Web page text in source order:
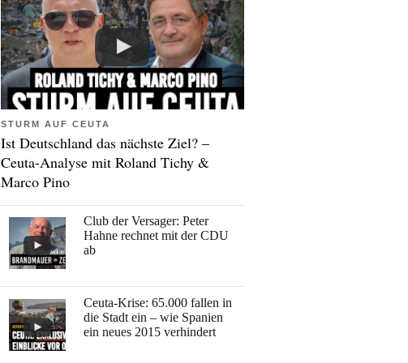
STURM AUF CEUTA
Ist Deutschland das nächste Ziel? –
Ceuta-Analyse mit Roland Tichy &
Marco Pino
Club der Versager: Peter
Hahne rechnet mit der CDU
ab
Ceuta-Krise: 65.000 fallen in
die Stadt ein – wie Spanien
ein neues 2015 verhindert